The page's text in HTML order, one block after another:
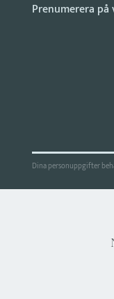
Dina personuppgifter